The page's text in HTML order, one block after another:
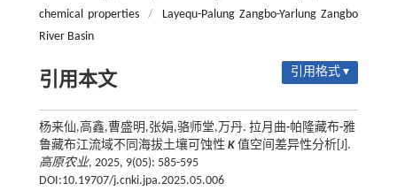
chemical properties
/
Layequ-Palung Zangbo-Yarlung Zangbo
River Basin
引用本文 引用格式 ▾
杨来仙,高鑫,曹盛明,张娟,骆师堂,万丹. 拉月曲-帕隆藏布-雅
鲁藏布江流域不同海拔土壤可蚀性 K值空间差异性分析[J].
高原农业, 2025, 9(05): 585-595
DOI:10.19707/j.cnki.jpa.2025.05.006